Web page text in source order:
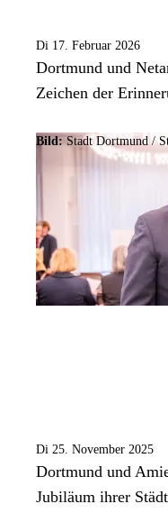
Di 17. Februar 2026
Dortmund und
Zeichen der
Bild:Stadt Dortmund /
Di 25. November 2025
Dortmund und
Jubiläum ihrer